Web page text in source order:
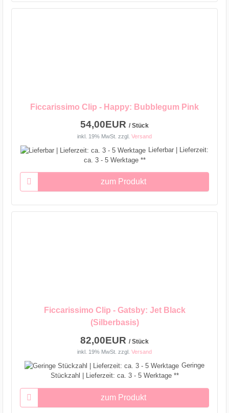
Ficcarissimo Clip - Happy: Bubblegum Pink
54,00EUR / Stück
inkl. 19% MwSt. zzgl. Versand
Lieferbar | Lieferzeit:
ca. 3 - 5 Werktage **
zum Produkt
Ficcarissimo Clip - Gatsby: Jet Black
(Silberbasis)
82,00EUR / Stück
inkl. 19% MwSt. zzgl. Versand
Geringe
Stückzahl | Lieferzeit: ca. 3 - 5 Werktage **
zum Produkt